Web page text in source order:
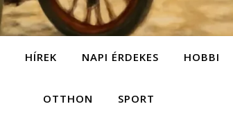
HÍREK NAPI ÉRDEKES HOBBI
OTTHON SPORT